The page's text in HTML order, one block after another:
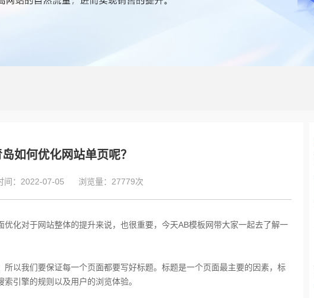
岛如何优化网站单页呢？
间：2022-07-05 浏览量：27779次
化对于网站整体的提升来说，也很重要，今天AB模板网带大家一起去了解一
以我们要保证每一个页面都要写好标题。标题是一个页面最主要的因素，标
引擎的规则以及用户的浏览体验。